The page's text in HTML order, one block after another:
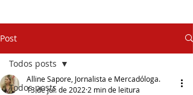
Post
Todos posts
Todos posts
Alline Sapore, Jornalista e Mercadóloga.
13 de jul. de 2022 2 min de leitura